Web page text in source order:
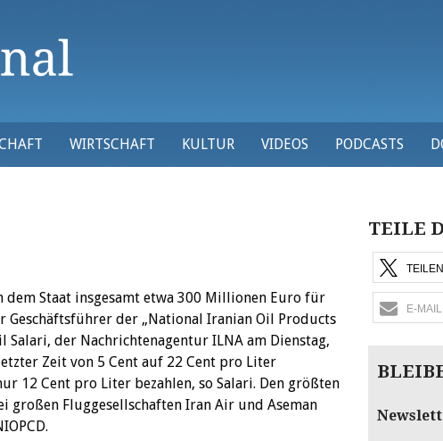
WIRTSCHAFT KULTUR VIDEOS PODCASTS
dem Staat insgesamt etwa 300 Millionen Euro für
Geschäftsführer der „National Iranian Oil Products
Salari, der Nachrichtenagentur ILNA am Dienstag,
Zeit von 5 Cent auf 22 Cent pro Liter
12 Cent pro Liter bezahlen, so Salari. Den größten
großen Fluggesellschaften Iran Air und Aseman
TEILE
TEILEN
E-MAIL